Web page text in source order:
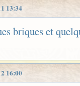
13:34
briques et
16:00